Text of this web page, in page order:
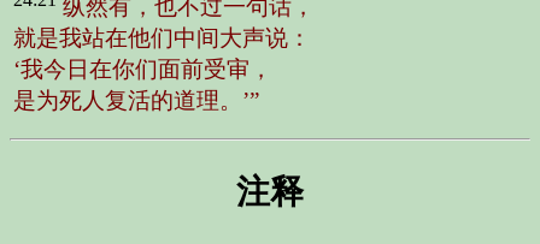
纵然有，也不过一句话，
就是我站在他们中间大声说：
‘我今日在你们面前受审，
是为死人复活的道理。’”
注释